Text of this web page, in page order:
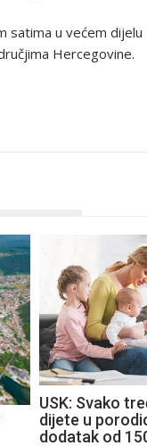
u većem
Hercegovine.
USK: Svako
dijete u
dodatak od